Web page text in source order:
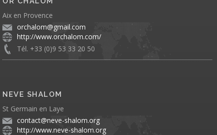
Aix en Provence
orchalom@gmail.com
http://www.orchalom.com/
Tél. +33 (0)9 53 33 20 50
NEVE SHALOM
St Germain en Laye
contact@neve-shalom.org
http://www.neve-shalom.org